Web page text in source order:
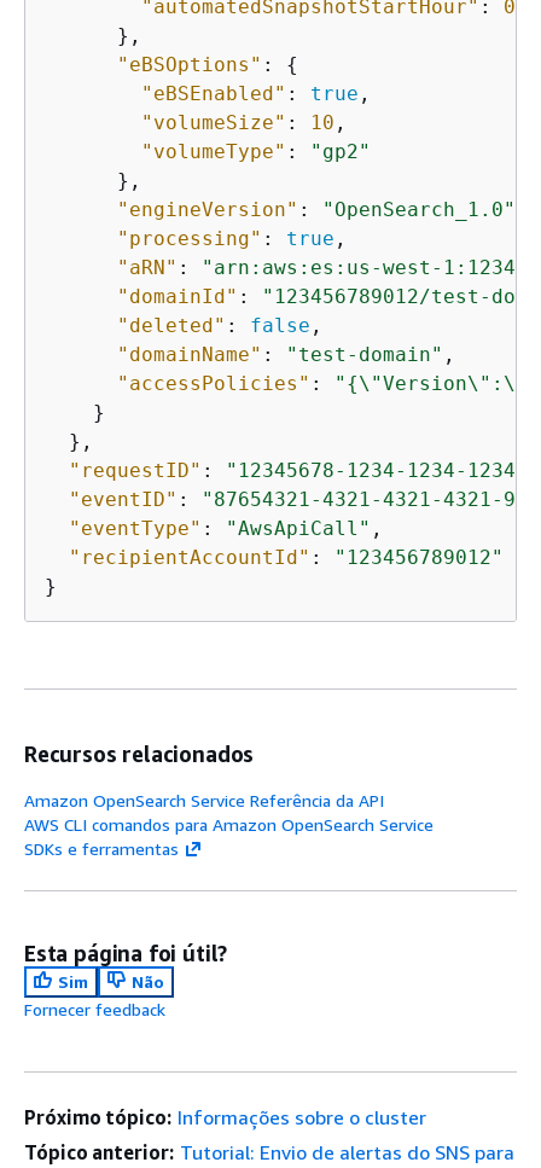
"automatedSnapshotStartHour" : 0
      },
"eBSOptions" : {
"eBSEnabled" : true ,
"volumeSize" : 10 ,
"volumeType" :
"gp2"
      },
"engineVersion" : "OpenSearch_1.0"
"processing" : true ,
"aRN" :
"arn:aws:es:us-west-
"domainId" :
"123456789012/test-
"deleted" : false ,
"domainName" : "test-domain" ,
"accessPolicies" : " {
    }
  },
"requestID" :
"12345678-1234-1234-1234-
"eventID" :
"87654321-4321-4321-4321-
"eventType" : "AwsApiCall" ,
"recipientAccountId" :
"123456789012"
}
Recursos relacionados
Amazon OpenSearch Service Referência da API
AWS CLI comandos para Amazon OpenSearch Service
SDKs e ferramentas
Esta página foi útil?
Sim
Não
Fornecer feedback
Próximo tópico: Informações sobre o cluster
Tópico anterior: Tutorial: Envio de alertas do SNS para